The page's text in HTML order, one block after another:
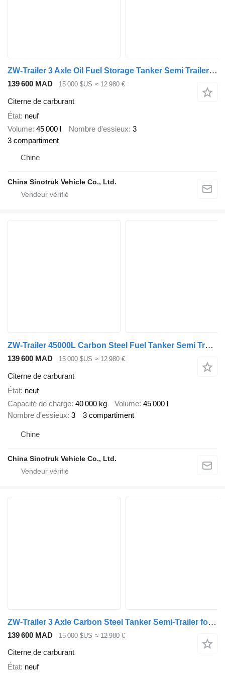
ZW-Trailer 3 Axle Oil Fuel Storage Tanker Semi Trailer for Ghana
139 600 MAD 15 000 $US ≈ 12 980 €
Citerne de carburant
État neuf
Volume 45 000 l Nombre d'essieux 3
3 compartiment
Chine
China Sinotruk Vehicle Co., Ltd.
ZW-Trailer 45000L Carbon Steel Fuel Tanker Semi Trailer for Tanzania
139 600 MAD 15 000 $US ≈ 12 980 €
Citerne de carburant
État neuf
Capacité de charge 40 000 kg Volume 45 000 l
Nombre d'essieux 3 3 compartiment
Chine
China Sinotruk Vehicle Co., Ltd.
ZW-Trailer 3 Axle Carbon Steel Tanker Semi-Trailer for sale
139 600 MAD 15 000 $US ≈ 12 980 €
Citerne de carburant
État neuf